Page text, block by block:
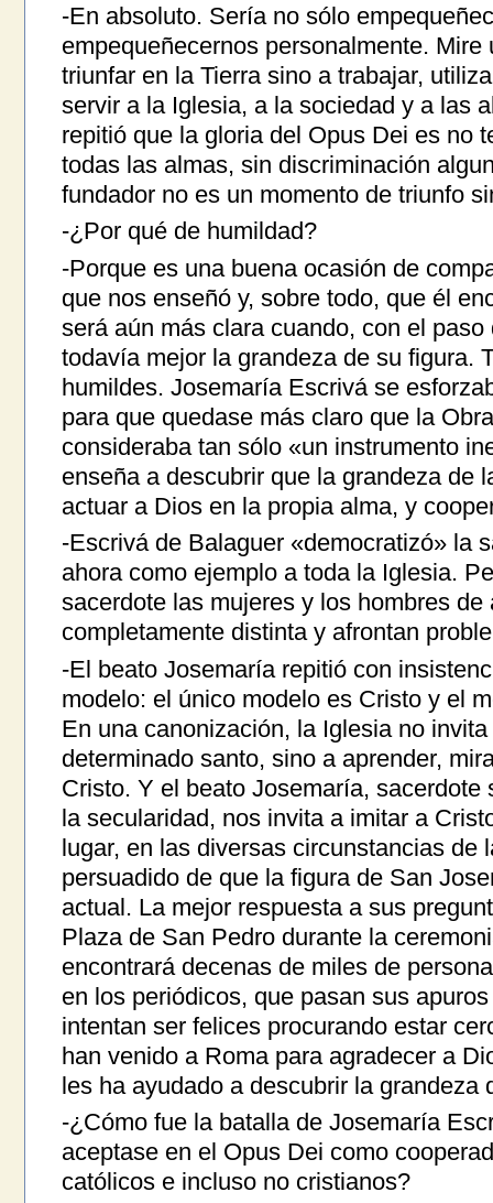
-En absoluto. Sería no sólo
empequeñecernos personalmente.
triunfar en la Tierra sino a trabajar,
servir a la Iglesia, a la sociedad y a las
repitió que la gloria del Opus Dei es no
todas las almas, sin discriminación
fundador no es un momento de triunfo
-¿Por qué de humildad?
-Porque es una buena ocasión de
que nos enseñó y, sobre todo, que él
será aún más clara cuando, con el
todavía mejor la grandeza de su figura.
humildes. Josemaría Escrivá se
para que quedase más claro que la
consideraba tan sólo «un instrumento
enseña a descubrir que la grandeza de
actuar a Dios en la propia alma, y
-Escrivá de Balaguer «democratizó» la
ahora como ejemplo a toda la Iglesia.
sacerdote las mujeres y los hombres
completamente distinta y afrontan
-El beato Josemaría repitió con
modelo: el único modelo es Cristo y el
En una canonización, la Iglesia no
determinado santo, sino a aprender,
Cristo. Y el beato Josemaría, sacerdote
la secularidad, nos invita a imitar a
lugar, en las diversas circunstancias de
persuadido de que la figura de San
actual. La mejor respuesta a sus
Plaza de San Pedro durante la
encontrará decenas de miles de
en los periódicos, que pasan sus
intentan ser felices procurando estar
han venido a Roma para agradecer a
les ha ayudado a descubrir la grandeza
-¿Cómo fue la batalla de Josemaría
aceptase en el Opus Dei como
católicos e incluso no cristianos?